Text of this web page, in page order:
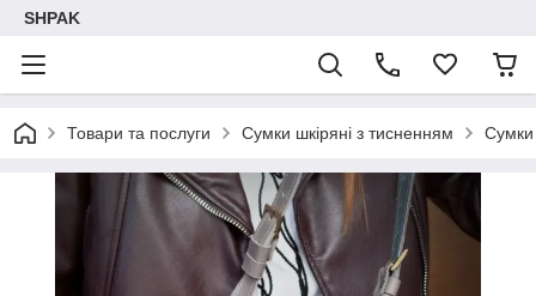
SHPAK
Товари та послуги Сумки шкіряні з тисненням Сумки